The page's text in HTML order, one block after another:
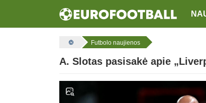
Futbolo naujienos
A. Slotas pasisakė apie